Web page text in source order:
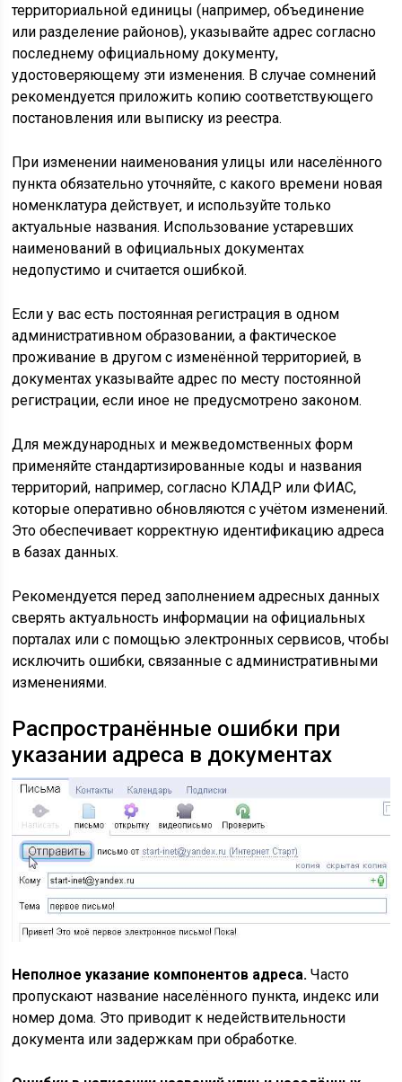
территориальной единицы (например, объединение
или разделение районов), указывайте адрес согласно
последнему официальному документу,
удостоверяющему эти изменения. В случае сомнений
рекомендуется приложить копию соответствующего
постановления или выписку из реестра.
При изменении наименования улицы или населённого
пункта обязательно уточняйте, с какого времени новая
номенклатура действует, и используйте только
актуальные названия. Использование устаревших
наименований в официальных документах
недопустимо и считается ошибкой.
Если у вас есть постоянная регистрация в одном
административном образовании, а фактическое
проживание в другом с изменённой территорией, в
документах указывайте адрес по месту постоянной
регистрации, если иное не предусмотрено законом.
Для международных и межведомственных форм
применяйте стандартизированные коды и названия
территорий, например, согласно КЛАДР или ФИАС,
которые оперативно обновляются с учётом изменений.
Это обеспечивает корректную идентификацию адреса
в базах данных.
Рекомендуется перед заполнением адресных данных
сверять актуальность информации на официальных
порталах или с помощью электронных сервисов, чтобы
исключить ошибки, связанные с административными
изменениями.
Распространённые ошибки при
указании адреса в документах
Неполное указание компонентов адреса. Часто
пропускают название населённого пункта, индекс или
номер дома. Это приводит к недействительности
документа или задержкам при обработке.